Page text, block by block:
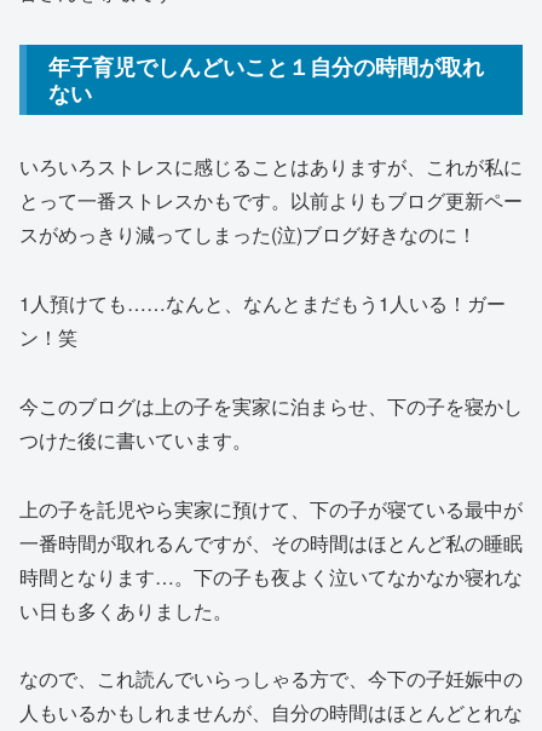
年子育児でしんどいこと１自分の時間が取れ
ない
いろいろストレスに感じることはありますが、これが私に
とって一番ストレスかもです。以前よりもブログ更新ペー
スがめっきり減ってしまった(泣)ブログ好きなのに！
1人預けても……なんと、なんとまだもう1人いる！ガー
ン！笑
今このブログは上の子を実家に泊まらせ、下の子を寝かし
つけた後に書いています。
上の子を託児やら実家に預けて、下の子が寝ている最中が
一番時間が取れるんですが、その時間はほとんど私の睡眠
時間となります…。下の子も夜よく泣いてなかなか寝れな
い日も多くありました。
なので、これ読んでいらっしゃる方で、今下の子妊娠中の
人もいるかもしれませんが、自分の時間はほとんどとれな